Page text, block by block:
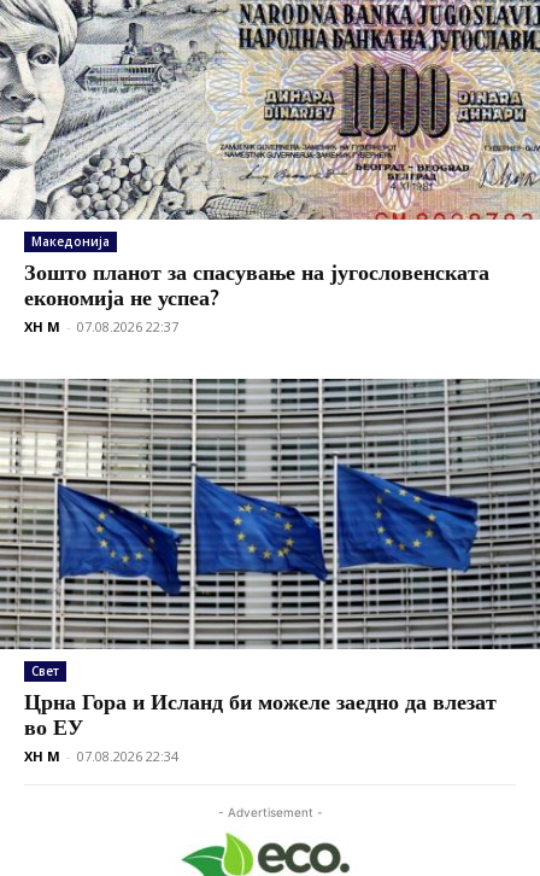
Македонија
Зошто планот за спасување на југословенската
економија не успеа?
XH M - 07.08.2026 22:37
Свет
Црна Гора и Исланд би можеле заедно да влезат
во ЕУ
XH M - 07.08.2026 22:34
- Advertisement -